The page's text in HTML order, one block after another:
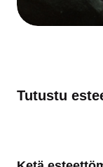
Tutustu